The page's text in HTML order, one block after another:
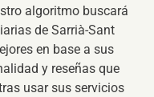
algoritmo buscará
de Sarrià-Sant
en base a sus
y reseñas que
usar sus servicios